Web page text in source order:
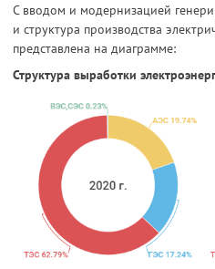
С вводом и модернизацией
и структура производства
представлена на диаграмме:
Структура выработки